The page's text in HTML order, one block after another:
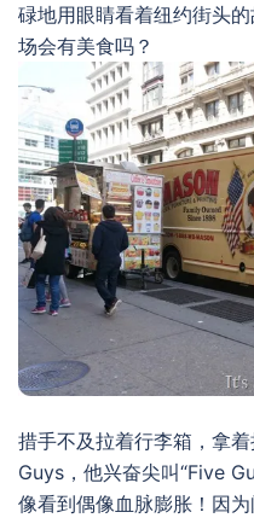
碌地用眼睛看着纽约街头
场会有美食吗？
措手不及拉着行李箱，拿
Guys，他兴奋尖叫“Five
像看到偶像血脉膨胀！因